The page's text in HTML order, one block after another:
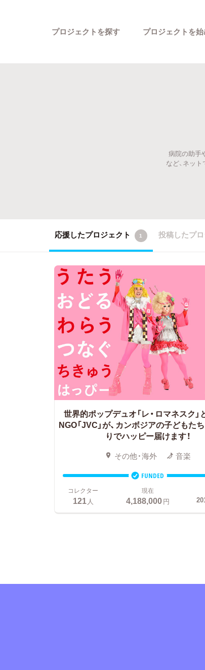
プロジェクトを探す
カテゴリーから
プロジェクトを
病院の助手
など、ネッ
応援したプロジェクト 1 投稿したプ
世界的ポップデュオ「レ・ロマネスク」
NGO「JVC」が、カンボジアの子どもた
りでハッピー届けます！
その他・海外 音楽
FUNDED
コレクター
121人
現在
4,188,000円